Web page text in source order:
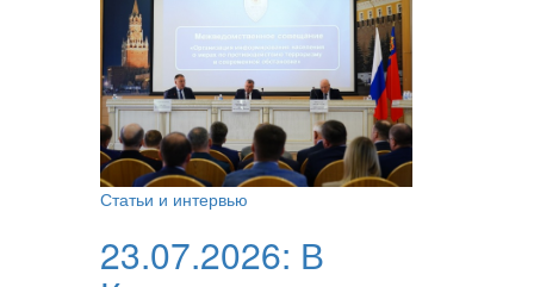
Статьи и интервью
23.07.2026: В